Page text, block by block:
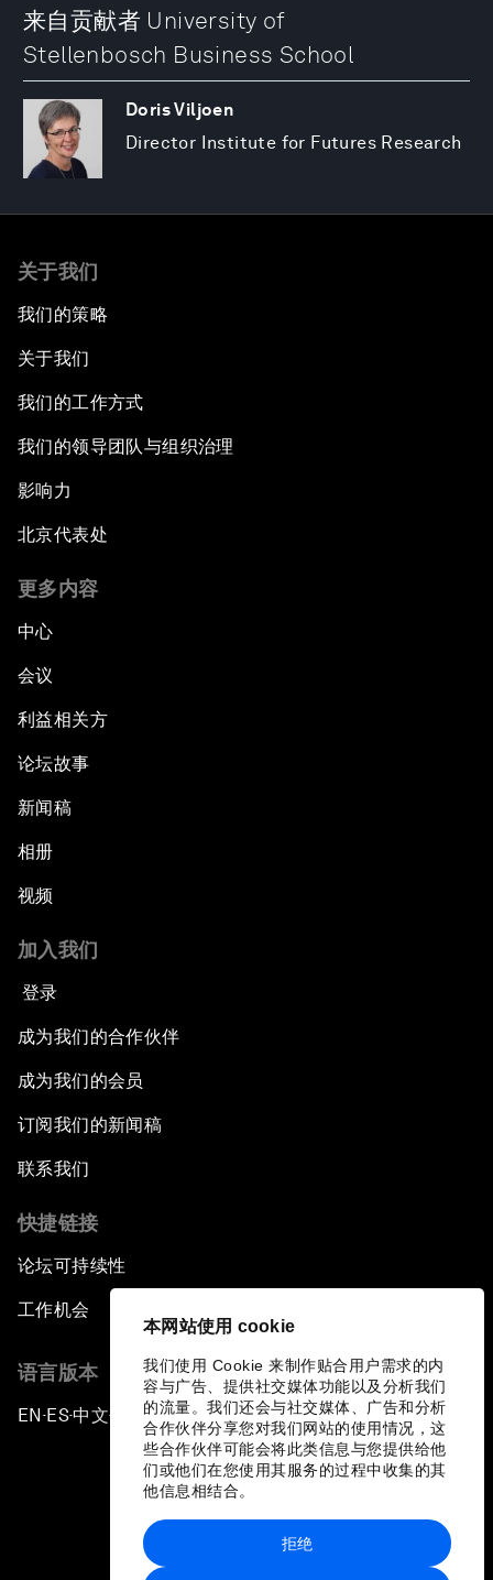
本网站使用 cookie
我们使用 Cookie 来制作贴合用户需求的内
容与广告、提供社交媒体功能以及分析我们
的流量。我们还会与社交媒体、广告和分析
合作伙伴分享您对我们网站的使用情况，这
些合作伙伴可能会将此类信息与您提供给他
们或他们在您使用其服务的过程中收集的其
他信息相结合。
拒绝
来自贡献者 University of
Stellenbosch Business School
Doris Viljoen
Director Institute for Futures Research
关于我们
我们的策略
关于我们
我们的工作方式
我们的领导团队与组织治理
影响力
北京代表处
更多内容
中心
会议
利益相关方
论坛故事
新闻稿
相册
视频
加入我们
登录
成为我们的合作伙伴
成为我们的会员
订阅我们的新闻稿
联系我们
快捷链接
论坛可持续性
工作机会
语言版本
EN ▪ES▪中文▪ 日本語